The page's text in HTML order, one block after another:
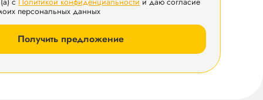
персональных данных
Получить предложение